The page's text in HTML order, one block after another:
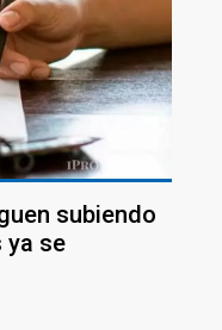
subiendo
ya se